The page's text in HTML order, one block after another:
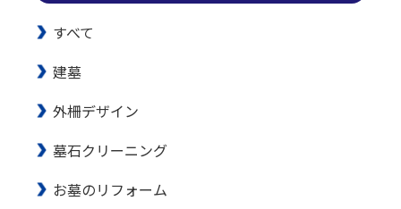
すべて
建墓
外柵デザイン
墓石クリーニング
お墓のリフォーム